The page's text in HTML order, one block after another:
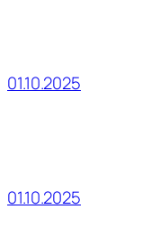
01.10.2025
01.10.2025